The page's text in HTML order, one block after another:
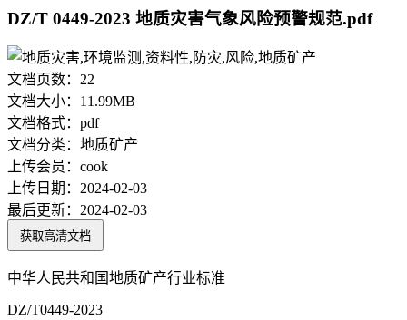
DZ/T 0449-2023 地质灾害气象风险预警规范.pdf
文档页数： 22
文档大小： 11.99MB
文档格式： pdf
文档分类： 地质矿产
上传会员： cook
上传日期： 2024-02-03
最后更新： 2024-02-03
获取高清文档
中华人民共和国地质矿产行业标准
DZ/T0449-2023